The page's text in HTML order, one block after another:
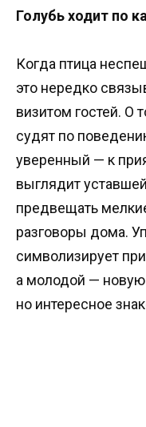
Голубь ходит по
Когда птица
это нередко
визитом гостей. О
судят по
уверенный — к
выглядит
предвещать
разговоры дома.
символизирует
а молодой —
но интересное